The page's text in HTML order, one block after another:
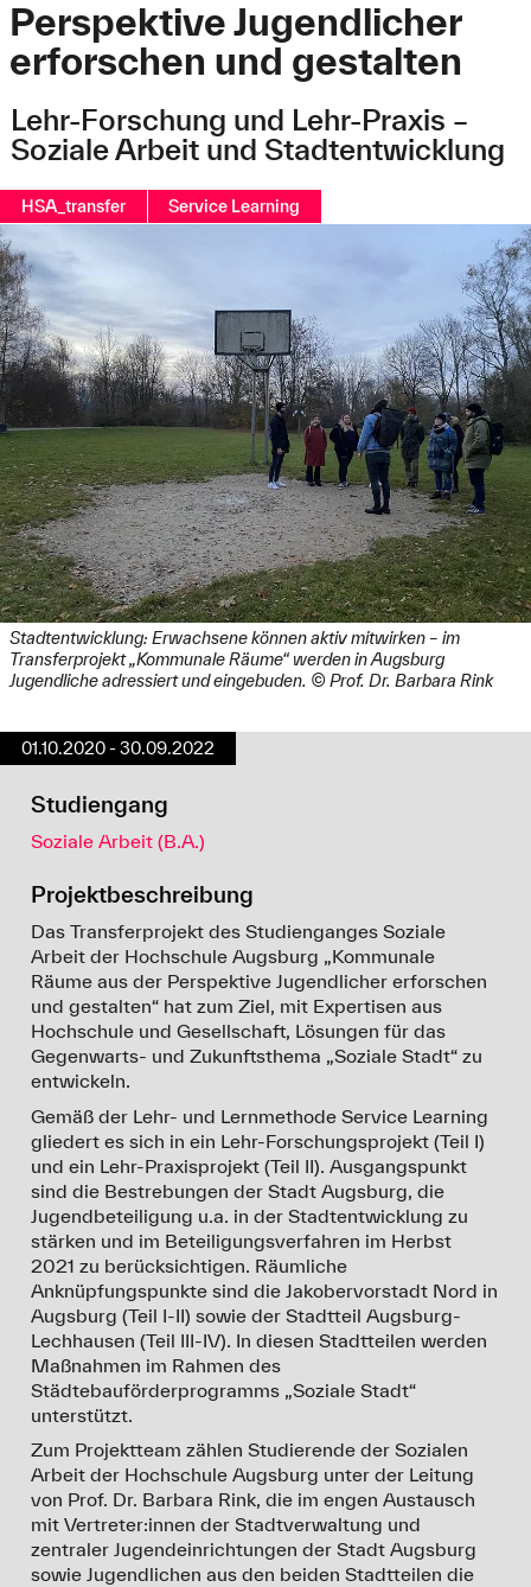
Perspektive Jugendlicher
erforschen und gestalten
Lehr-Forschung und Lehr-Praxis –
Soziale Arbeit und Stadtentwicklung
HSA_transfer Service Learning
Stadtentwicklung: Erwachsene können aktiv mitwirken – im
Transferprojekt „Kommunale Räume“ werden in Augsburg
Jugendliche adressiert und eingebuden. © Prof. Dr. Barbara Rink
01.10.2020 - 30.09.2022
Studiengang
Soziale Arbeit (B.A.)
Projektbeschreibung
Das Transferprojekt des Studienganges Soziale
Arbeit der Hochschule Augsburg „Kommunale
Räume aus der Perspektive Jugendlicher erforschen
und gestalten“ hat zum Ziel, mit Expertisen aus
Hochschule und Gesellschaft, Lösungen für das
Gegenwarts- und Zukunftsthema „Soziale Stadt“ zu
entwickeln.
Gemäß der Lehr- und Lernmethode Service Learning
gliedert es sich in ein Lehr-Forschungsprojekt (Teil I)
und ein Lehr-Praxisprojekt (Teil II). Ausgangspunkt
sind die Bestrebungen der Stadt Augsburg, die
Jugendbeteiligung u.a. in der Stadtentwicklung zu
stärken und im Beteiligungsverfahren im Herbst
2021 zu berücksichtigen. Räumliche
Anknüpfungspunkte sind die Jakobervorstadt Nord in
Augsburg (Teil I-II) sowie der Stadtteil Augsburg-
Lechhausen (Teil III-IV). In diesen Stadtteilen werden
Maßnahmen im Rahmen des
Städtebauförderprogramms „Soziale Stadt“
unterstützt.
Zum Projektteam zählen Studierende der Sozialen
Arbeit der Hochschule Augsburg unter der Leitung
von Prof. Dr. Barbara Rink, die im engen Austausch
mit Vertreter:innen der Stadtverwaltung und
zentraler Jugendeinrichtungen der Stadt Augsburg
sowie Jugendlichen aus den beiden Stadtteilen die